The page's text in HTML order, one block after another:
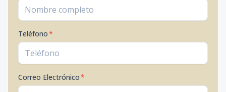
Teléfono*
Correo Electrónico*